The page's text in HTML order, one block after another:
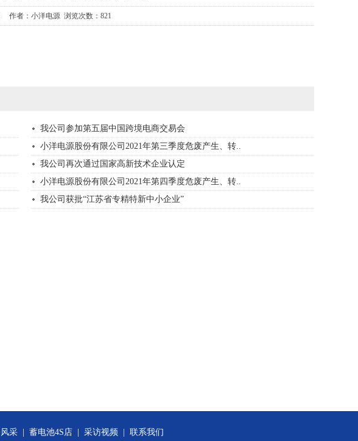
作者：小洋电源 浏览次数：821
我公司参加第五届中国跨境电商交易会
小洋电源股份有限公司2021年第三季度危废产生、转..
我公司再次通过国家高新技术企业认定
小洋电源股份有限公司2021年第四季度危废产生、转..
我公司获批“江苏省专精特新中小企业”
采 蓄电池4S店 采访视频 联系我们